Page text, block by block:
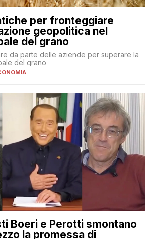
per fronteggiare
geopolitica nel
del grano
da parte delle aziende per superare la
del grano
Boeri e Perotti smontano
la promessa di